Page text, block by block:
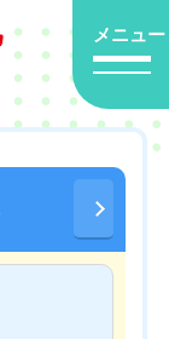
メニュー